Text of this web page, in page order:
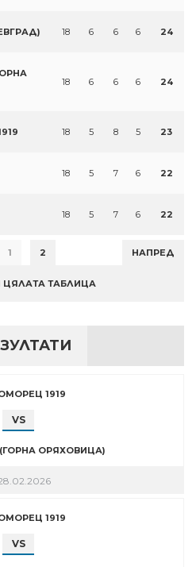
18 6 6 6 24
18 6 6 6 24
18 5 8 5 23
18 5 7 6 22
18 5 7 6 22
1 2 НАПРЕД
ЦЯЛАТА ТАБЛИЦА
1919
VS
ОРЯХОВИЦА)
1919
VS